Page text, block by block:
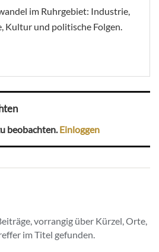
im Ruhrgebiet: Industrie,
Kultur und politische Folgen.
beobachten.Einloggen
vorrangig über Kürzel, Orte,
im Titel gefunden.